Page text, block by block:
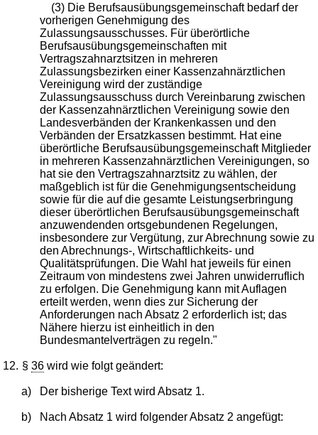
(3) Die Berufsausübungsgemeinschaft bedarf der
vorherigen Genehmigung des
Zulassungsausschusses. Für überörtliche
Berufsausübungsgemeinschaften mit
Vertragszahnarztsitzen in mehreren
Zulassungsbezirken einer Kassenzahnärztlichen
Vereinigung wird der zuständige
Zulassungsausschuss durch Vereinbarung zwischen
der Kassenzahnärztlichen Vereinigung sowie den
Landesverbänden der Krankenkassen und den
Verbänden der Ersatzkassen bestimmt. Hat eine
überörtliche Berufsausübungsgemeinschaft Mitglieder
in mehreren Kassenzahnärztlichen Vereinigungen, so
hat sie den Vertragszahnarztsitz zu wählen, der
maßgeblich ist für die Genehmigungsentscheidung
sowie für die auf die gesamte Leistungserbringung
dieser überörtlichen Berufsausübungsgemeinschaft
anzuwendenden ortsgebundenen Regelungen,
insbesondere zur Vergütung, zur Abrechnung sowie zu
den Abrechnungs-, Wirtschaftlichkeits- und
Qualitätsprüfungen. Die Wahl hat jeweils für einen
Zeitraum von mindestens zwei Jahren unwiderruflich
zu erfolgen. Die Genehmigung kann mit Auflagen
erteilt werden, wenn dies zur Sicherung der
Anforderungen nach Absatz 2 erforderlich ist; das
Nähere hierzu ist einheitlich in den
Bundesmantelverträgen zu regeln."
12. §36 wird wie folgt geändert:
a) Der bisherige Text wird Absatz 1.
b) Nach Absatz 1 wird folgender Absatz 2 angefügt: